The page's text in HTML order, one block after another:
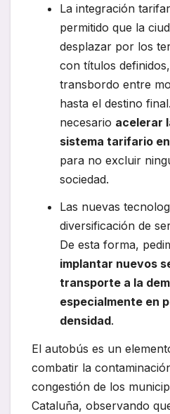
La integración
permitido que la
desplazar por los
con títulos
transbordo entre
hasta el destino
necesario acelerar
sistema tarifario
para no excluir
sociedad.
Las nuevas
diversificación de
De esta forma,
implantar nuevos
transporte a la
especialmente en
densidad.
El autobús es un
combatir la
congestión de los
Cataluña, observando